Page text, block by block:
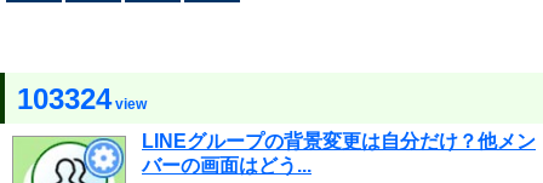
103324view
LINEグループの背景変更は自分だけ？他メン
バーの画面はどう...